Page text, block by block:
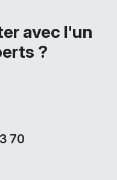
avec l'un
?
70